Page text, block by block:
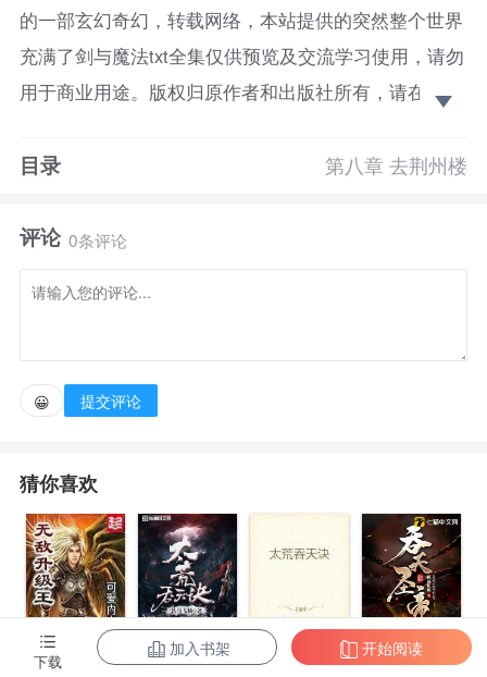
的一部玄幻奇幻，转载网络，本站提供的突然整个世界
充满了剑与魔法txt全集仅供预览及交流学习使用，请勿
用于商业用途。版权归原作者和出版社所有，请在下载
少年魂穿
“异世界”，摆在他面前的似乎不只是屌炸天的屌丝逆
袭之路，还有各种超乎想象的磨难。
技文明并存？可以想象一下，身穿道袍的剑士们在高楼
林立的都市里御剑而行，那究竟是怎样奇幻的一副景
......如果你心中仍然残留着一丝少年时的热血，如果
你与主人公一样受困于现实世界的无趣而又无可奈何，
如果你的脑海中对仙侠和魔法还有着无尽美好的想象。
那么兄弟！尽管翻书瞧瞧看吧！【展开】【收起】
目录 第八章 去荆州楼
评论 0条评论
😀 提交评论
猜你喜欢
无敌升级王
柳无邪和徐凌
太荒吞天诀
吞天圣帝
下载
加入书架 开始阅读